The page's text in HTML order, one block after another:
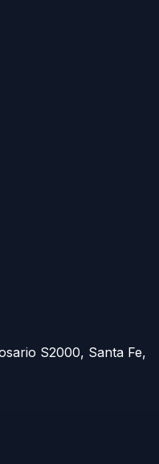
S2000, Santa Fe,